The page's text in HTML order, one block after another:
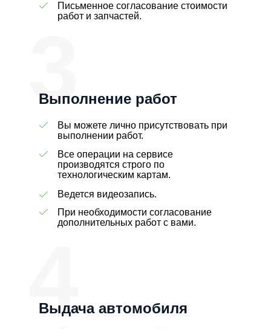
3
4
Выполнение работ
Выдача автомобиля
Письменное согласование стоимости
работ и запчастей.
Вы можете лично присутствовать при
выполнении работ.
Все операции на сервисе
производятся строго по
технологическим картам.
Ведется видеозапись.
При необходимости согласование
дополнительных работ с вами.